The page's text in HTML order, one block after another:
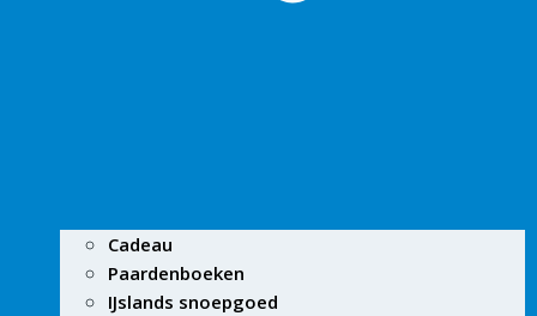
Cadeau
Paardenboeken
IJslands snoepgoed